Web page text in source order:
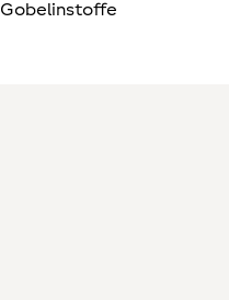
Gobelinstoffe